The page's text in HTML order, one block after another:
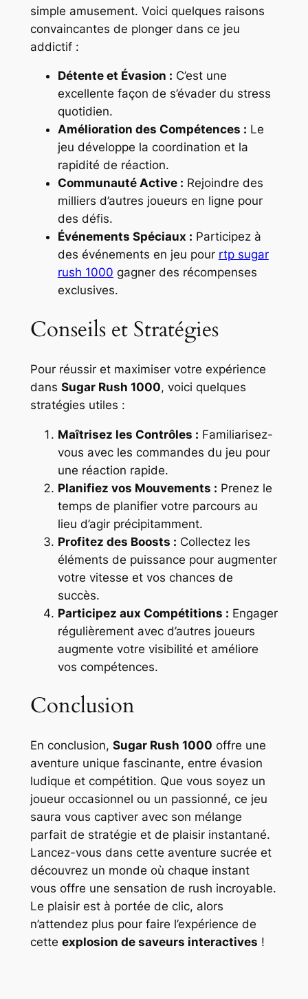
simple amusement. Voici quelques raisons
convaincantes de plonger dans ce jeu
addictif :
Détente et Évasion : C’est une
excellente façon de s’évader du stress
quotidien.
Amélioration des Compétences : Le
jeu développe la coordination et la
rapidité de réaction.
Communauté Active : Rejoindre des
milliers d’autres joueurs en ligne pour
des défis.
Événements Spéciaux : Participez à
des événements en jeu pour rtp sugar
rush 1000 gagner des récompenses
exclusives.
Conseils et Stratégies
Pour réussir et maximiser votre expérience
dans Sugar Rush 1000, voici quelques
stratégies utiles :
Maîtrisez les Contrôles : Familiarisez-
vous avec les commandes du jeu pour
une réaction rapide.
Planifiez vos Mouvements : Prenez le
temps de planifier votre parcours au
lieu d’agir précipitamment.
Profitez des Boosts : Collectez les
éléments de puissance pour augmenter
votre vitesse et vos chances de
succès.
Participez aux Compétitions : Engager
régulièrement avec d’autres joueurs
augmente votre visibilité et améliore
vos compétences.
Conclusion
En conclusion, Sugar Rush 1000 offre une
aventure unique fascinante, entre évasion
ludique et compétition. Que vous soyez un
joueur occasionnel ou un passionné, ce jeu
saura vous captiver avec son mélange
parfait de stratégie et de plaisir instantané.
Lancez-vous dans cette aventure sucrée et
découvrez un monde où chaque instant
vous offre une sensation de rush incroyable.
Le plaisir est à portée de clic, alors
n’attendez plus pour faire l’expérience de
cette explosion de saveurs interactives !